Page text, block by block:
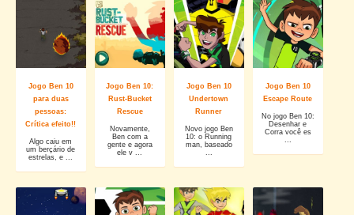
Jogo Ben 10
para duas
pessoas:
Crítica efeito!!
Algo caiu em
um berçário de
estrelas, e ...
Jogo Ben 10:
Rust-Bucket
Rescue
Novamente,
Ben com a
gente e agora
ele v ...
Jogo Ben 10
Undertown
Runner
Novo jogo Ben
10: o Running
man, baseado
Jogo Ben 10
Escape Route
No jogo Ben 10:
Desenhar e
Corra você es